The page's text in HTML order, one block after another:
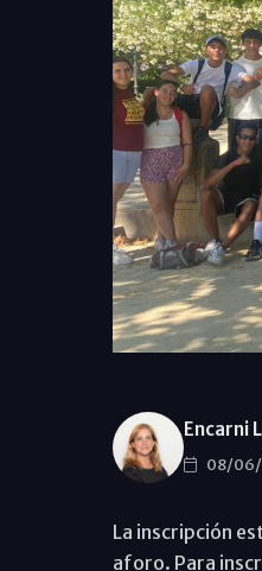
Encarni
08/
La inscripción
aforo. Para